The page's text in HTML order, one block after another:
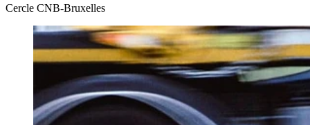
Cercle CNB-Bruxelles